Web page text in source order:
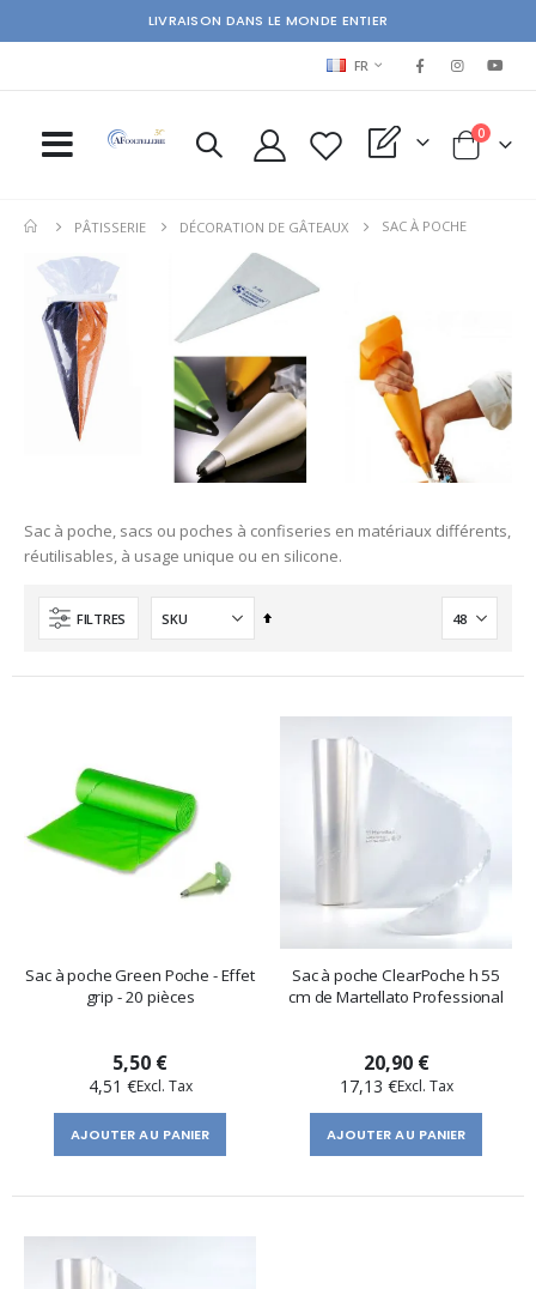
LIVRAISON DANS LE MONDE ENTIER
LANGUAGE
FR
My Quote Cart
0items
PÂTISSERIE DÉCORATION DE GÂTEAUX SAC À POCHE
Sac à poche, sacs ou poches à confiseries en matériaux différents,
réutilisables, à usage unique ou en silicone.
FILTRES
Ordre
Sac à poche Green Poche - Effet
grip - 20 pièces
5,50 €
4,51 €
AJOUTER AU PANIER
Sac à poche ClearPoche h 55
cm de Martellato Professional
20,90 €
17,13 €
AJOUTER AU PANIER